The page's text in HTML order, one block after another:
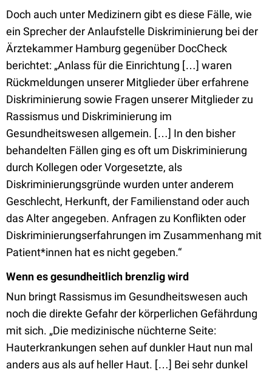
Doch auch unter Medizinern gibt es diese Fälle, wie
ein Sprecher der Anlaufstelle Diskriminierung bei der
Ärztekammer Hamburg gegenüber DocCheck
berichtet: „Anlass für die Einrichtung […] waren
Rückmeldungen unserer Mitglieder über erfahrene
Diskriminierung sowie Fragen unserer Mitglieder zu
Rassismus und Diskriminierung im
Gesundheitswesen allgemein. […] In den bisher
behandelten Fällen ging es oft um Diskriminierung
durch Kollegen oder Vorgesetzte, als
Diskriminierungsgründe wurden unter anderem
Geschlecht, Herkunft, der Familienstand oder auch
das Alter angegeben. Anfragen zu Konflikten oder
Diskriminierungserfahrungen im Zusammenhang mit
Patient*innen hat es nicht gegeben.“
Wenn es gesundheitlich brenzlig wird
Nun bringt Rassismus im Gesundheitswesen auch
noch die direkte Gefahr der körperlichen Gefährdung
mit sich. „Die medizinische nüchterne Seite:
Hauterkrankungen sehen auf dunkler Haut nun mal
anders aus als auf heller Haut. […] Bei sehr dunkel